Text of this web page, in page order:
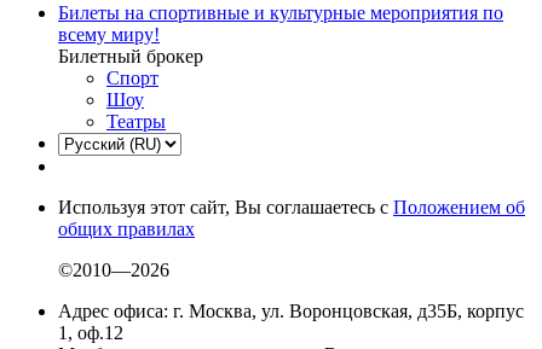
Билеты на спортивные и культурные мероприятия по
всему миру!
Билетный брокер
Спорт
Шоу
Театры
Используя этот сайт, Вы соглашаетесь с Положением об
общих правилах
©2010—2026
Адрес офиса: г. Москва, ул. Воронцовская, д35Б, корпус
1, оф.12